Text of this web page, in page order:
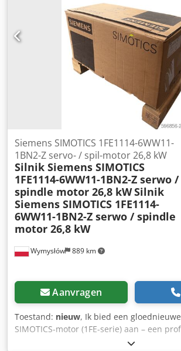
Wymysłów 889 km
Siemens SIMOTICS 1FE1114-6WW11-
1BN2-Z servo- / spil-motor 26,8 kW
Silnik Siemens SIMOTICS
1FE1114-6WW11-1BN2-Z serwo /
spindle motor 26,8 kWSilnik
Siemens SIMOTICS 1FE1114-
6WW11-1BN2-Z serwo / spindle
motor 26,8 kW
Aanvragen
Toestand: nieuw, Ik bied een
SIMOTICS-motor (1FE-serie) aan – een
servo-/spilmotor, geschikt voor gebruik